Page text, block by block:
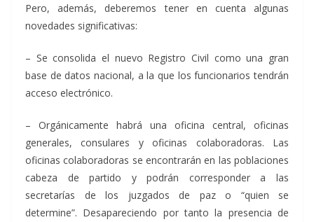
Pero, además, deberemos tener en cuenta algunas
novedades significativas:
– Se consolida el nuevo Registro Civil como una gran
base de datos nacional, a la que los funcionarios tendrán
acceso electrónico.
– Orgánicamente habrá una oficina central, oficinas
generales, consulares y oficinas colaboradoras. Las
oficinas colaboradoras se encontrarán en las poblaciones
cabeza de partido y podrán corresponder a las
secretarías de los juzgados de paz o “quien se
determine”. Desapareciendo por tanto la presencia de